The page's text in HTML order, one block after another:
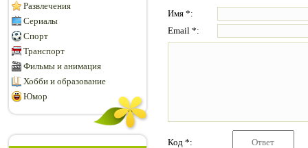
Развлечения
Сериалы
Спорт
Транспорт
Фильмы и анимация
Хобби и образование
Юмор
Имя *:
Email *:
Код *: